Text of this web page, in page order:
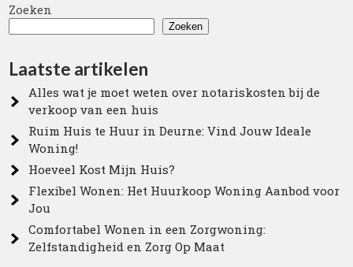
Zoeken
Zoeken
Laatste artikelen
Alles wat je moet weten over notariskosten bij de
verkoop van een huis
Ruim Huis te Huur in Deurne: Vind Jouw Ideale
Woning!
Hoeveel Kost Mijn Huis?
Flexibel Wonen: Het Huurkoop Woning Aanbod voor
Jou
Comfortabel Wonen in een Zorgwoning:
Zelfstandigheid en Zorg Op Maat